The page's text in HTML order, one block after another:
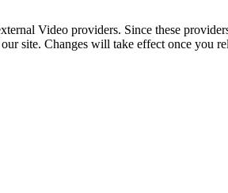
Video providers. Since these
site. Changes will take effect once you